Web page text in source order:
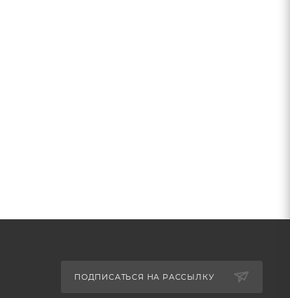
ПОДПИСАТЬСЯ НА РАССЫЛКУ